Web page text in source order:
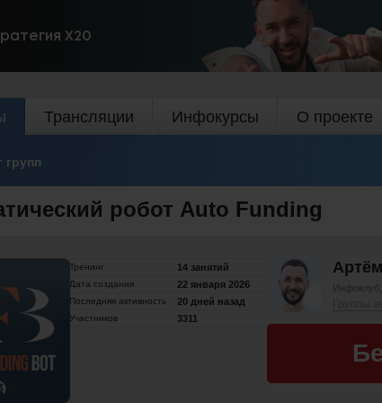
Х20
Трансляции Инфокурсы О проекте
групп
робот Auto Funding
Тренинг 14 занятий
Дата создания 22 января 2026
Последняя активность 20 дней назад
Участников 3311
Инфоклуб